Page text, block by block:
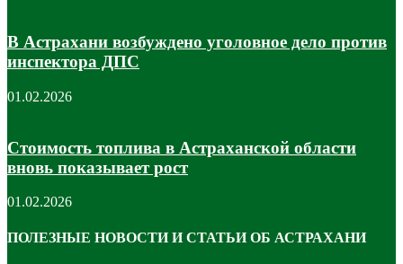
В Астрахани возбуждено уголовное дело против
инспектора ДПС
01.02.2026
Стоимость топлива в Астраханской области
вновь показывает рост
01.02.2026
ПОЛЕЗНЫЕ НОВОСТИ И СТАТЬИ ОБ АСТРАХАНИ